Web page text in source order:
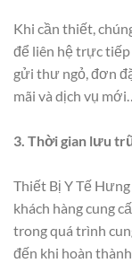
Khi cần thiết,
để liên hệ trực
gửi thư ngỏ, đơn
mãi và dịch vụ
3. Thời gian lưu
Thiết Bị Y Tế
khách hàng cung
trong quá trình
đến khi hoàn